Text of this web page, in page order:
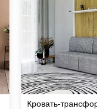
Кровать-